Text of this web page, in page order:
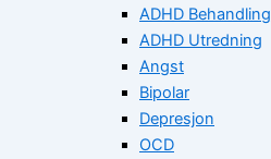
ADHD Behandling
ADHD Utredning
Angst
Bipolar
Depresjon
OCD